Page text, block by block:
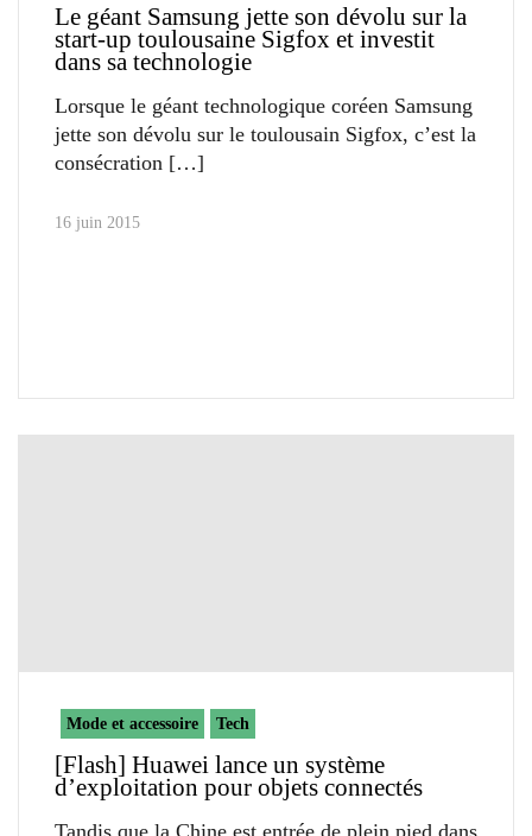
Le géant Samsung jette son dévolu sur la
start-up toulousaine Sigfox et investit
dans sa technologie
Lorsque le géant technologique coréen Samsung
jette son dévolu sur le toulousain Sigfox, c’est la
consécration
16 juin 2015
Mode et accessoire Tech
[Flash] Huawei lance un système
d’exploitation pour objets connectés
Tandis que la Chine est entrée de plein pied dans